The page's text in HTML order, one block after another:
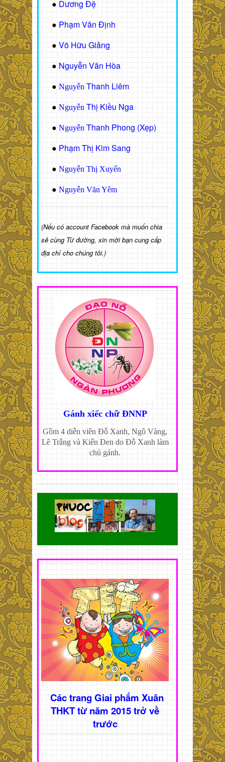
● Dương Đệ
● Phạm Văn Định
● Võ Hữu Giảng
● Nguyễn Văn Hòa
● Nguyễn Thanh Liêm
● Nguyễn Thị Kiều Nga
● Nguyễn Thanh Phong (Xẹp)
● Phạm Thị Kim Sang
● Nguyễn Thị Xuyến
● Nguyễn Văn Yêm
(Nếu có account Facebook mà muốn chia
sẻ cùng Từ đường, xin mời bạn cung cấp
địa chỉ cho chúng tôi.)
Gánh xiếc chữ ĐNNP
Gồm 4 diễn viên Đỗ Xanh, Ngô Vàng,
Lê Trắng và Kiến Đen do Đỗ Xanh làm
chủ gánh.
Các trang Giai phẩm Xuân
THKT từ năm 2015 trở về
trước